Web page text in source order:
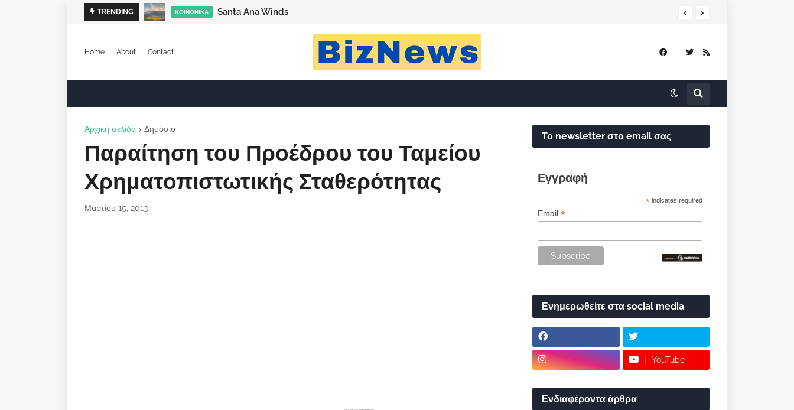
TRENDING ΚΟΙΝΩΝΙΚΆ Santa Ana Winds
Home About Contact
Αρχική σελίδα Δημόσιο
Παραίτηση του Προέδρου του Ταμείου
Χρηματοπιστωτικής Σταθερότητας
Μαρτίου 15, 2013
Το newsletter στο email σας
Εγγραφή
* indicates required
Email *
Ενημερωθείτε στα social media
YouTube
Ενδιαφέροντα άρθρα